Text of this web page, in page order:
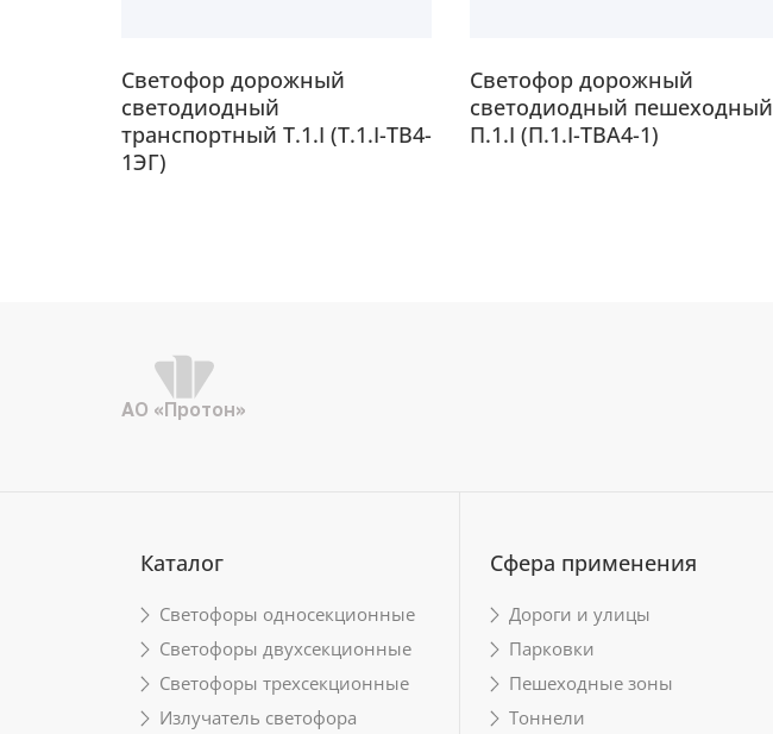
Светофор дорожный
светодиодный
транспортный Т.1.I (Т.1.I-ТВ4-
1ЭГ)
Светофор дорожный
светодиодный пешеходный
П.1.I (П.1.I-ТВА4-1)
АО «Протон»
Каталог
Светофоры односекционные
Светофоры двухсекционные
Светофоры трехсекционные
Излучатель светофора
Сфера применения
Дороги и улицы
Парковки
Пешеходные зоны
Тоннели